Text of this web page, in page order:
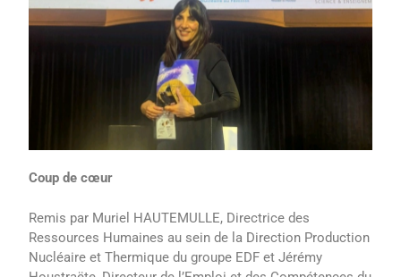
Coup de cœur
Remis par Muriel HAUTEMULLE, Directrice des
Ressources Humaines au sein de la Direction Production
Nucléaire et Thermique du groupe EDF et Jérémy